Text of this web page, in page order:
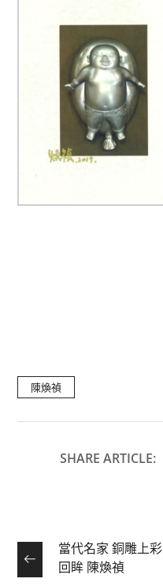
陳煥禎
SHARE ARTICLE:
當代名家 銅雕上彩
回眸 陳煥禎